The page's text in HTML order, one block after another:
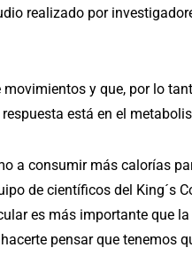
realizado por
y que, por lo
está en el
a consumir más calorías
de científicos del King´s
es más importante que
pensar que tenemos